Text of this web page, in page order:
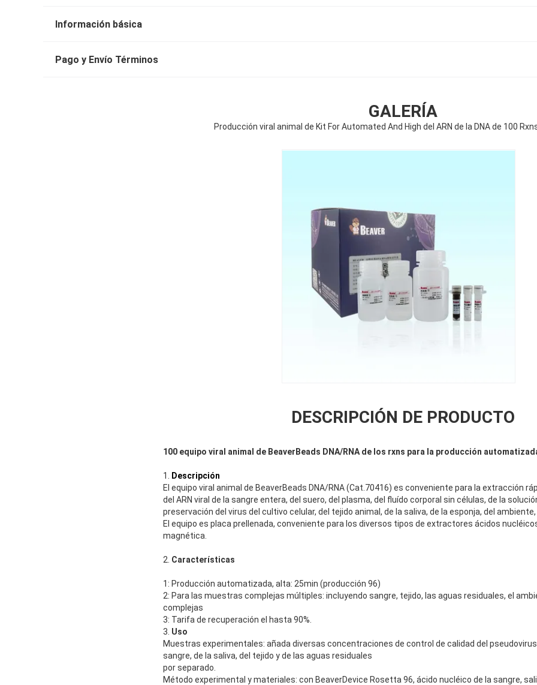
Información básica
Pago y Envío Términos
GALERÍA
Producción viral animal de Kit For Automated And High del ARN de la DNA de 100
DESCRIPCIÓN DE PRODUCTO
100 equipo viral animal de BeaverBeads DNA/RNA de los rxns para la producción
1.
Descripción
El equipo viral animal de BeaverBeads DNA/RNA (Cat.70416) es conveniente para la extracción
del ARN viral de la sangre entera, del suero, del plasma, del fluído corporal sin células, de la
preservación del virus del cultivo celular, del tejido animal, de la saliva, de la esponja, del ambiente,
El equipo es placa prellenada, conveniente para los diversos tipos de extractores ácidos
magnética.
2. Características
1: Producción automatizada, alta: 25min (producción 96)
2: Para las muestras complejas múltiples: incluyendo sangre, tejido, las aguas residuales, el
complejas
3: Tarifa de recuperación el hasta 90%.
3. Uso
Muestras experimentales: añada diversas concentraciones de control de calidad del
sangre, de la saliva, del tejido y de las aguas residuales
por separado.
Método experimental y materiales: con BeaverDevice Rosetta 96, ácido nucléico de la sangre,